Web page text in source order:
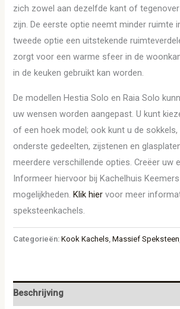
zich zowel aan dezelfde kant of
zijn. De eerste optie neemt minder ruimte
tweede optie een uitstekende
zorgt voor een warme sfeer in de
in de keuken gebruikt kan worden.
De modellen Hestia Solo en Raia Solo
uw wensen worden aangepast. U kunt
of een hoek model; ook kunt u de
onderste gedeelten, zijstenen en
meerdere verschillende opties. Creëer uw
Informeer hiervoor bij Kachelhuis
mogelijkheden.Klik hier voor meer
speksteenkachels.
Categorieën:Kook Kachels ,Massief Speksteen
Beschrijving